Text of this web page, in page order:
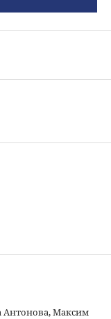
Антонова, Максим